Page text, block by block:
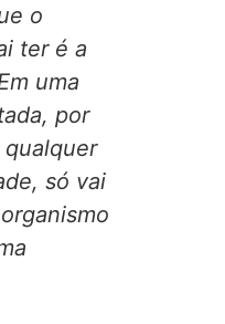
o
ter é a
uma
por
só vai